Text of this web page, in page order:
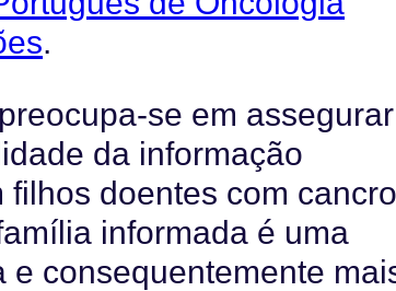
.
se em
da informação
doentes com
informada é uma
consequentemente